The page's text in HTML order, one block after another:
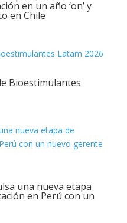
en un año ‘on’ y
en Chile
Bioestimulantes
una nueva etapa
en Perú con un